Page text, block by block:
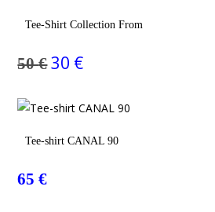
Tee-Shirt Collection From
50€ Le
était :
30 €Le
est :
Tee-shirt CANAL 90
65€